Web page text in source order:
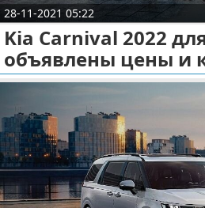
Философия
Культура
Экономика
Разное
Для правообладателей
Условия предоставления
Отказ от ответственности
28-11-2021 05:22
Kia Carnival 2022
объявлены цены и